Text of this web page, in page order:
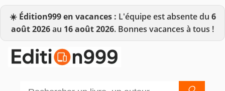
☀️ Édition999 en vacances : L'équipe est absente du 6
août 2026au 16 août 2026. Bonnes vacances à tous !